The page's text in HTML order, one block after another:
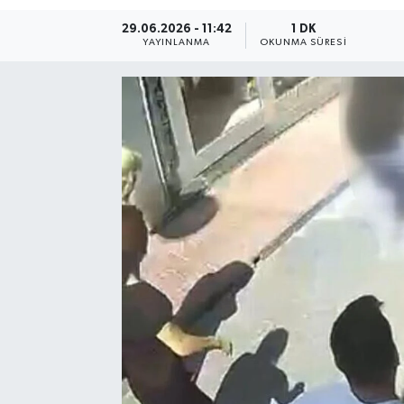
29.06.2026 - 11:42
YAYINLANMA
1 DK
OKUNMA SÜRESI
Resmi Reklam
Röportajlar